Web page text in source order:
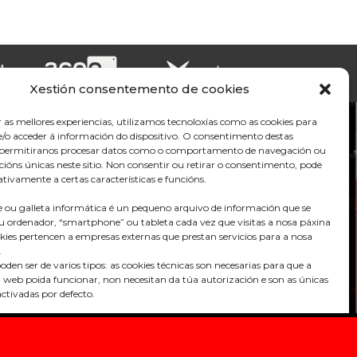
Xestión consentemento de cookies
as mellores experiencias, utilizamos tecnoloxías como as cookies para
o acceder á información do dispositivo. O consentimento destas
procesar datos como o comportamento de navegación ou
únicas neste sitio. Non consentir ou retirar o consentimento, pode
a certas características e funcións.
ou galleta informática é un pequeno arquivo de información que se
ordenador, “smartphone” ou tableta cada vez que visitas a nosa páxina
pertencen a empresas externas que prestan servicios para a nosa
ser de varios tipos: as cookies técnicas son necesarias para que a
web poida funcionar, non necesitan da túa autorización e son as únicas
por defecto.
Praza do Concello s/n
36680 A Estrada – Pontevedra